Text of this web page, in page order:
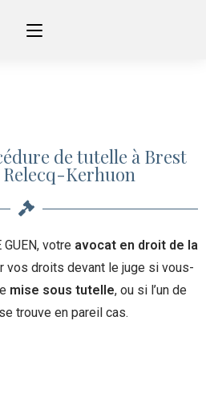
de tutelle à Brest
Relecq-Kerhuon
votre avocat en droit de la
vos droits devant le juge si vous-
mise sous tutelle, ou si l’un de
trouve en pareil cas.